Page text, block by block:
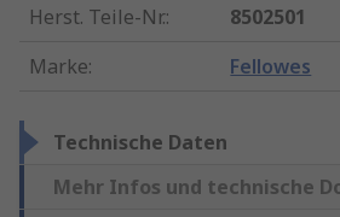
Herst. Teile-Nr.:
8502501
Marke: Fellowes
Technische Daten
Mehr Infos und technische